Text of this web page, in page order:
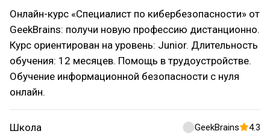
Онлайн-курс «Специалист по кибербезопасности» от
GeekBrains: получи новую профессию дистанционно.
Курс ориентирован на уровень: Junior. Длительность
обучения: 12 месяцев. Помощь в трудоустройстве.
Обучение информационной безопасности с нуля
онлайн.
Школа GeekBrains 4.3